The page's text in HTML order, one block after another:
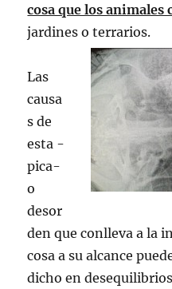
cosa que los animales
jardines o terrarios.
Las
causa
s de
esta -
pica-
o
desor
den que conlleva a la
cosa a su alcance
dicho en